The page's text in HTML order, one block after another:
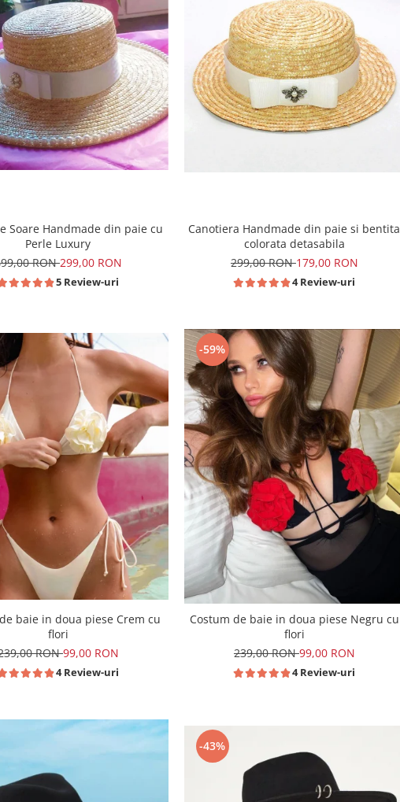
Soare Handmade din paie cu
Perle Luxury
RON299,00 RON
5 Review-uri
Canotiera Handmade din paie si bentita
colorata detasabila
299,00 RON179,00 RON
4 Review-uri
baie in doua piese Crem cu
flori
RON99,00 RON
4 Review-uri
-59%
Costum de baie in doua piese Negru cu
flori
239,00 RON99,00 RON
4 Review-uri
-43%